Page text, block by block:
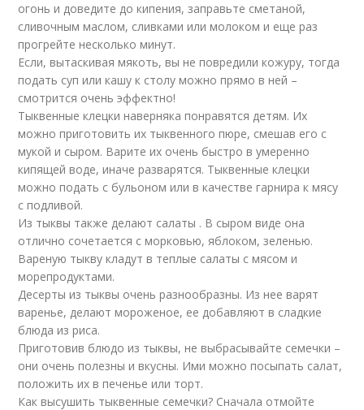
огонь и доведите до кипения, заправьте сметаной,
сливочным маслом, сливками или молоком и еще раз
прогрейте несколько минут.
Если, вытаскивая мякоть, вы не повредили кожуру, тогда
подать суп или кашу к столу можно прямо в ней –
смотрится очень эффектно!
Тыквенные клецки наверняка понравятся детям. Их
можно приготовить их тыквенного пюре, смешав его с
мукой и сыром. Варите их очень быстро в умеренно
кипящей воде, иначе разварятся. Тыквенные клецки
можно подать с бульоном или в качестве гарнира к мясу
с подливой.
Из тыквы также делают салаты . В сыром виде она
отлично сочетается с морковью, яблоком, зеленью.
Вареную тыкву кладут в теплые салаты с мясом и
морепродуктами.
Десерты из тыквы очень разнообразны. Из нее варят
варенье, делают мороженое, ее добавляют в сладкие
блюда из риса.
Приготовив блюдо из тыквы, не выбрасывайте семечки –
они очень полезны и вкусны. Ими можно посыпать салат,
положить их в печенье или торт.
Как высушить тыквенные семечки? Сначала отмойте